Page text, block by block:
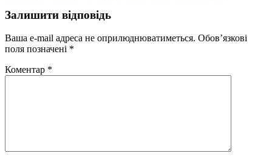
Залишити відповідь
Ваша e-mail адреса не оприлюднюватиметься. Обов’язкові
поля позначені *
Коментар *